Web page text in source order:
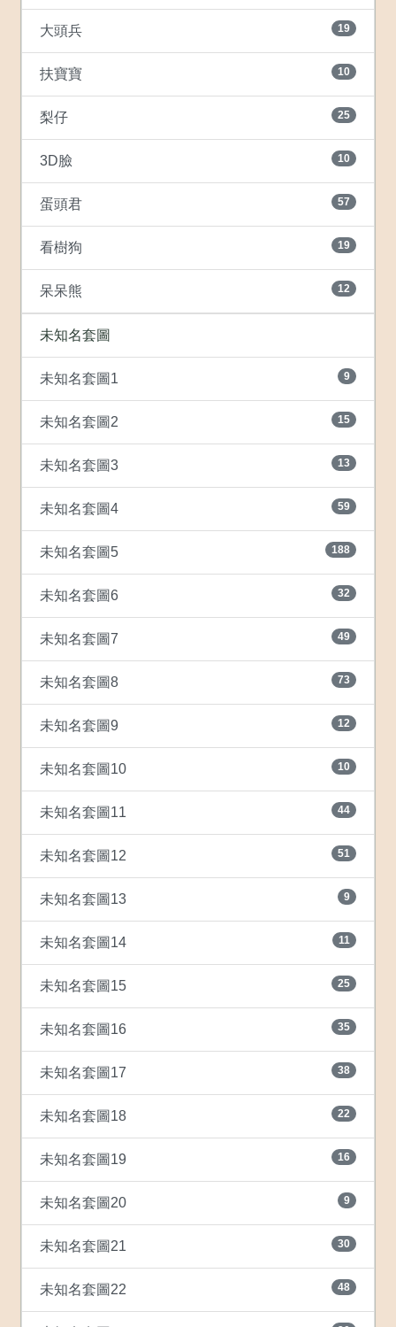
大頭兵 19
扶寶寶 10
梨仔 25
3D臉 10
蛋頭君 57
看樹狗 19
呆呆熊 12
未知名套圖
未知名套圖1 9
未知名套圖2 15
未知名套圖3 13
未知名套圖4 59
未知名套圖5 188
未知名套圖6 32
未知名套圖7 49
未知名套圖8 73
未知名套圖9 12
未知名套圖10 10
未知名套圖11 44
未知名套圖12 51
未知名套圖13 9
未知名套圖14 11
未知名套圖15 25
未知名套圖16 35
未知名套圖17 38
未知名套圖18 22
未知名套圖19 16
未知名套圖20 9
未知名套圖21 30
未知名套圖22 48